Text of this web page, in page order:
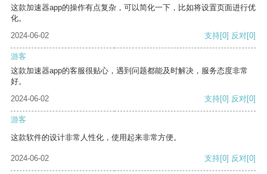
这款加速器app的操作有点复杂，可以简化一下，比如将设置页面进行优
化。
2024-06-02
支持[0] 反对[0]
游客
这款加速器app的客服很贴心，遇到问题都能及时解决，服务态度非常
好。
2024-06-02
支持[0] 反对[0]
游客
这款软件的设计非常人性化，使用起来非常方便。
2024-06-02 支持[0] 反对[0]